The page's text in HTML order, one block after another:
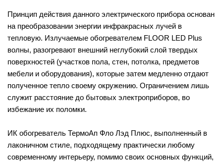
Принцип действия данного электрического прибора основан
на преобразовании энергии инфракрасных лучей в
тепловую. Излучаемые обогревателем FLOOR LED Plus
волны, разогревают внешний неглубокий слой твердых
поверхностей (участков пола, стен, потолка, предметов
мебели и оборудования), которые затем медленно отдают
полученное тепло своему окружению. Ограничением лишь
служит расстояние до бытовых электроприборов, во
избежание их поломки.
ИК обогреватель ТермоАп Фло Лэд Плюс, выполненный в
лаконичном стиле, подходящему практически любому
современному интерьеру, помимо своих основных функций,